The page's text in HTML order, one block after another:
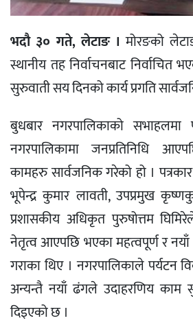
भदौ ३० गते, लेटाङ । मोरङको
स्थानीय तह निर्वाचनबाट निर्वाचित
सुरुवाती सय दिनको कार्य प्रगति
बुधबार नगरपालिकाको सभाहलमा
नगरपालिकामा जनप्रतिनिधि
कामहरु सार्वजनिक गरेको हो ।
भूपेन्द्र कुमार लावती, उपप्रमुख
प्रशासकीय अधिकृत पुरुषोत्तम
नेतृत्व आएपछि भएका महत्वपूर्ण र
गराका थिए । नगरपालिकाले पर्यटन
अन्यन्तै नयाँ ढंगले उदाहरणिय काम
दिइएको छ ।